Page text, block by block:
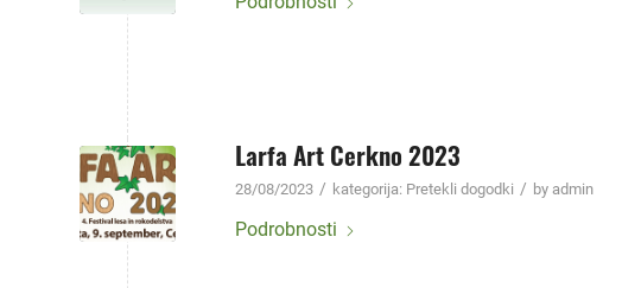
Larfa Art Cerkno 2023
28/08/2023 / kategorija: Pretekli dogodki / by admin
Podrobnosti